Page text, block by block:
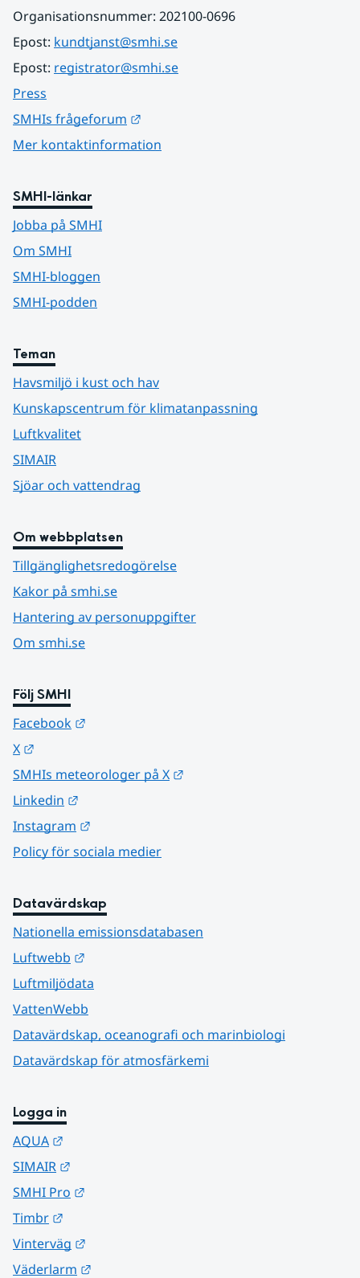
Organisationsnummer: 202100-0696
Epost: kundtjanst@smhi.se
Epost: registrator@smhi.se
Press
SMHIs frågeforum
Mer kontaktinformation
SMHI-länkar
Jobba på SMHI
Om SMHI
SMHI-bloggen
SMHI-podden
Teman
Havsmiljö i kust och hav
Kunskapscentrum för klimatanpassning
Luftkvalitet
SIMAIR
Sjöar och vattendrag
Om webbplatsen
Tillgänglighetsredogörelse
Kakor på smhi.se
Hantering av personuppgifter
Om smhi.se
Följ SMHI
Facebook
X
SMHIs meteorologer på X
Linkedin
Instagram
Policy för sociala medier
Datavärdskap
Nationella emissionsdatabasen
Luftwebb
Luftmiljödata
VattenWebb
Datavärdskap, oceanografi och marinbiologi
Datavärdskap för atmosfärkemi
Logga in
AQUA
SIMAIR
SMHI Pro
Timbr
Vinterväg
Väderlarm